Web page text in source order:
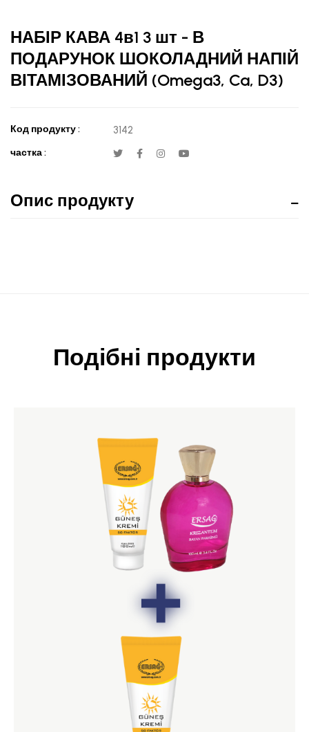
НАБІР КАВА 4в1 3 шт - В
ПОДАРУНОК ШОКОЛАДНИЙ НАПІЙ
ВІТАМІЗОВАНИЙ (Omega3, Ca, D3)
Код продукту : 3142
частка :
Опис продукту
Подібні продукти